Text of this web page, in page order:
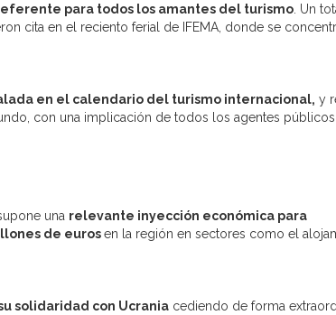
para todos los amantes del turismo . Un
cita en el reciento ferial de IFEMA, donde se
en el calendario del turismo internacional, y
con una implicación de todos los agentes
una relevante inyección económica para
de eurosen la región en sectores como el
solidaridad con Ucrania cediendo de forma